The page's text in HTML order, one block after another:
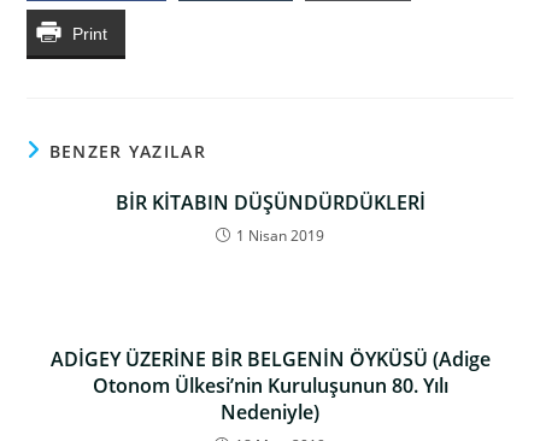
Print
BENZER YAZILAR
BİR KİTABIN DÜŞÜNDÜRDÜKLERİ
1 Nisan 2019
ADİGEY ÜZERİNE BİR BELGENİN ÖYKÜSÜ (Adige
Otonom Ülkesi’nin Kuruluşunun 80. Yılı
Nedeniyle)